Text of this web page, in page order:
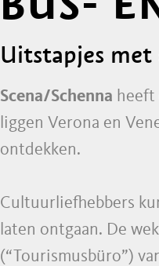
Uitstapjes met
Scena/Schenna heeft
liggen Verona en
ontdekken.
Cultuurliefhebbers
laten ontgaan. De
(“Tourismusbüro”)